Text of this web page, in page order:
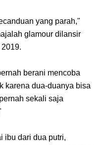
yang parah,"
glamour dilansir
berani mencoba
karena dua-duanya bisa
sekali saja
ibu dari dua putri,